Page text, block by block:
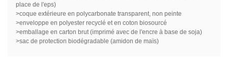
place de l'eps)
>coque extérieure en polycarbonate transparent, non peinte
>enveloppe en polyester recyclé et en coton biosourcé
>emballage en carton brut (imprimé avec de l'encre à base de soja)
>sac de protection biodégradable (amidon de maïs)